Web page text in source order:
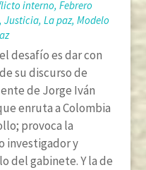
interno, Febrero
Justicia, La paz, Modelo
desafío es dar con
su discurso de
de Jorge Iván
enruta a Colombia
provoca la
investigador y
del gabinete. Y la de